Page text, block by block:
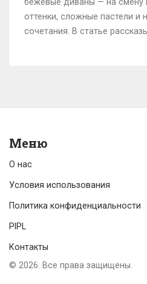
оттенки, сложные пастели и
сочетания. В статье
Меню
О нас
Условия использования
Политика конфиденциальности
PIPL
Контакты
© 2026. Все права защищены.